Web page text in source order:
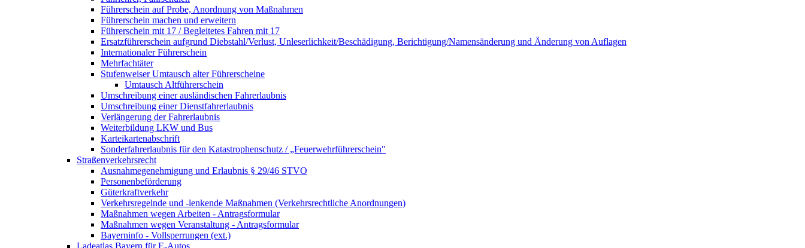
Führerschein auf Probe, Anordnung von Maßnahmen
Führerschein machen und erweitern
Führerschein mit 17 / Begleitetes Fahren mit 17
Ersatzführerschein aufgrund Diebstahl/Verlust, Unleserlichkeit/Beschädigung, Berichtigung/Namensänderung und Änderung von Auflagen
Internationaler Führerschein
Mehrfachtäter
Stufenweiser Umtausch alter Führerscheine
Umtausch Altführerschein
Umschreibung einer ausländischen Fahrerlaubnis
Umschreibung einer Dienstfahrerlaubnis
Verlängerung der Fahrerlaubnis
Weiterbildung LKW und Bus
Karteikartenabschrift
Sonderfahrerlaubnis für den Katastrophenschutz / „Feuerwehrführerschein"
Straßenverkehrsrecht
Ausnahmegenehmigung und Erlaubnis § 29/46 STVO
Personenbeförderung
Güterkraftverkehr
Verkehrsregelnde und -lenkende Maßnahmen (Verkehrsrechtliche Anordnungen)
Maßnahmen wegen Arbeiten - Antragsformular
Maßnahmen wegen Veranstaltung - Antragsformular
Bayerninfo - Vollsperrungen (ext.)
Ladeatlas Bayern für E-Autos